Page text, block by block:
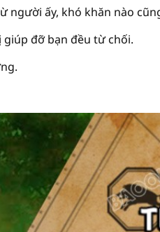
người ấy, khó khăn nào
giúp đỡ bạn đều từ chối.